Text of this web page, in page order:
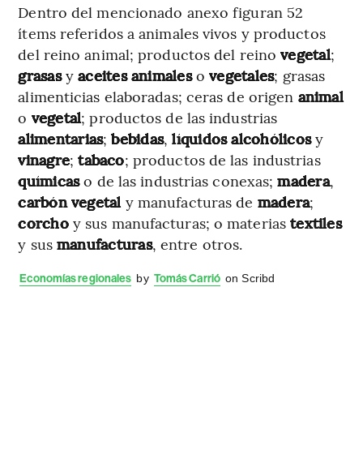
Dentro del mencionado anexo figuran 52
ítems referidos a animales vivos y productos
del reino animal; productos del reinovegetal;
grasasyaceites animalesovegetales; grasas
alimenticias elaboradas; ceras de origen animal
o vegetal; productos de las industrias
alimentarias;bebidas,líquidos alcohólicosy
vinagre;tabaco; productos de las industrias
químicaso de las industrias conexas;madera,
carbón vegetal y manufacturas de madera;
corchoy sus manufacturas; o materiastextiles
y sus manufacturas, entre otros.
Economías regionales by Tomás Carrió on Scribd